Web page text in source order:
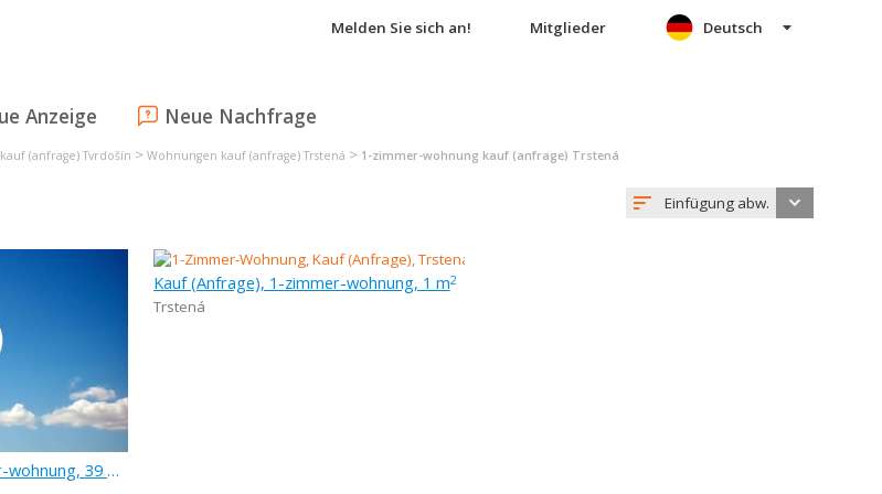
Melden Sie sich an! Mitglieder
Anzeige Neue Nachfrage
Deutsch
(anfrage) Tvrdošín > Wohnungen kauf (anfrage) Trstená > 1-zimmer-wohnung kauf (anfrage) Trstená
Einfügung abw.
Kauf (Anfrage), 1-zimmer-wohnung, 39 m
Kauf (Anfrage), 1-zimmer-wohnung, 1 m2
Trstená